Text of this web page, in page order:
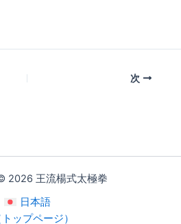
次
2026 王流楊式太極拳
日本語
ップページ）